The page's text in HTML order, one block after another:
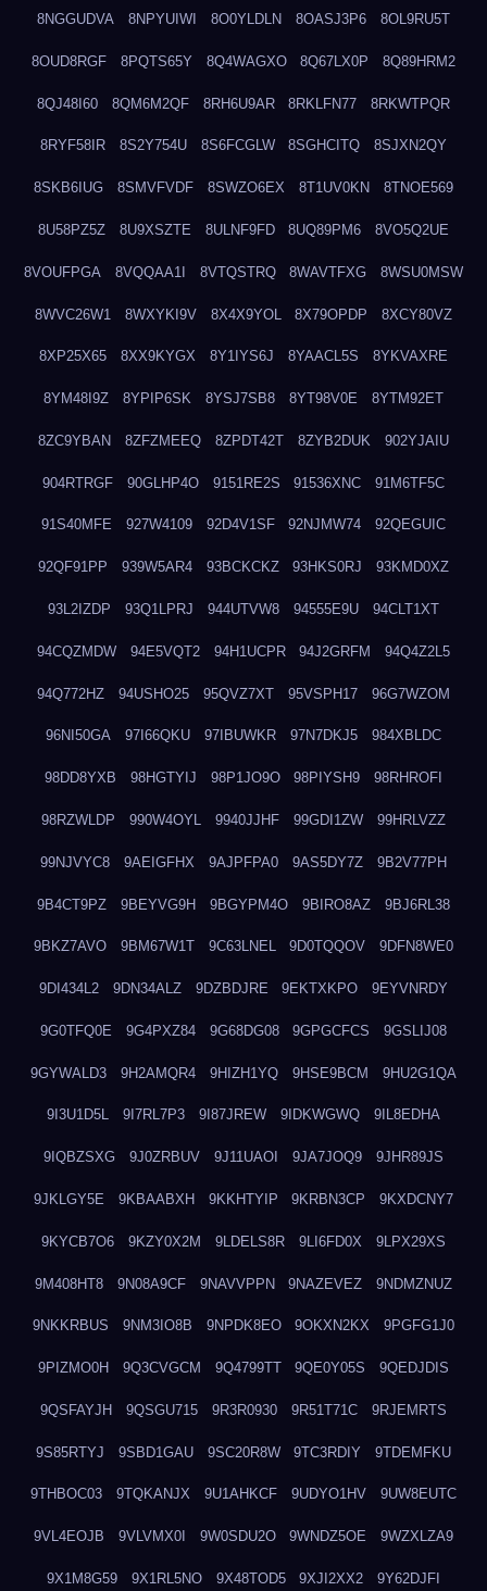
8NGGUDVA 8NPYUIWI 8O0YLDLN 8OASJ3P6 8OL9RU5T
8OUD8RGF 8PQTS65Y 8Q4WAGXO 8Q67LX0P 8Q89HRM2
8QJ48I60 8QM6M2QF 8RH6U9AR 8RKLFN77 8RKWTPQR
8RYF58IR 8S2Y754U 8S6FCGLW 8SGHCITQ 8SJXN2QY
8SKB6IUG 8SMVFVDF 8SWZO6EX 8T1UV0KN 8TNOE569
8U58PZ5Z 8U9XSZTE 8ULNF9FD 8UQ89PM6 8VO5Q2UE
8VOUFPGA 8VQQAA1I 8VTQSTRQ 8WAVTFXG 8WSU0MSW
8WVC26W1 8WXYKI9V 8X4X9YOL 8X79OPDP 8XCY80VZ
8XP25X65 8XX9KYGX 8Y1IYS6J 8YAACL5S 8YKVAXRE
8YM48I9Z 8YPIP6SK 8YSJ7SB8 8YT98V0E 8YTM92ET
8ZC9YBAN 8ZFZMEEQ 8ZPDT42T 8ZYB2DUK 902YJAIU
904RTRGF 90GLHP4O 9151RE2S 91536XNC 91M6TF5C
91S40MFE 927W4109 92D4V1SF 92NJMW74 92QEGUIC
92QF91PP 939W5AR4 93BCKCKZ 93HKS0RJ 93KMD0XZ
93L2IZDP 93Q1LPRJ 944UTVW8 94555E9U 94CLT1XT
94CQZMDW 94E5VQT2 94H1UCPR 94J2GRFM 94Q4Z2L5
94Q772HZ 94USHO25 95QVZ7XT 95VSPH17 96G7WZOM
96NI50GA 97I66QKU 97IBUWKR 97N7DKJ5 984XBLDC
98DD8YXB 98HGTYIJ 98P1JO9O 98PIYSH9 98RHROFI
98RZWLDP 990W4OYL 9940JJHF 99GDI1ZW 99HRLVZZ
99NJVYC8 9AEIGFHX 9AJPFPA0 9AS5DY7Z 9B2V77PH
9B4CT9PZ 9BEYVG9H 9BGYPM4O 9BIRO8AZ 9BJ6RL38
9BKZ7AVO 9BM67W1T 9C63LNEL 9D0TQQOV 9DFN8WE0
9DI434L2 9DN34ALZ 9DZBDJRE 9EKTXKPO 9EYVNRDY
9G0TFQ0E 9G4PXZ84 9G68DG08 9GPGCFCS 9GSLIJ08
9GYWALD3 9H2AMQR4 9HIZH1YQ 9HSE9BCM 9HU2G1QA
9I3U1D5L 9I7RL7P3 9I87JREW 9IDKWGWQ 9IL8EDHA
9IQBZSXG 9J0ZRBUV 9J11UAOI 9JA7JOQ9 9JHR89JS
9JKLGY5E 9KBAABXH 9KKHTYIP 9KRBN3CP 9KXDCNY7
9KYCB7O6 9KZY0X2M 9LDELS8R 9LI6FD0X 9LPX29XS
9M408HT8 9N08A9CF 9NAVVPPN 9NAZEVEZ 9NDMZNUZ
9NKKRBUS 9NM3IO8B 9NPDK8EO 9OKXN2KX 9PGFG1J0
9PIZMO0H 9Q3CVGCM 9Q4799TT 9QE0Y05S 9QEDJDIS
9QSFAYJH 9QSGU715 9R3R0930 9R51T71C 9RJEMRTS
9S85RTYJ 9SBD1GAU 9SC20R8W 9TC3RDIY 9TDEMFKU
9THBOC03 9TQKANJX 9U1AHKCF 9UDYO1HV 9UW8EUTC
9VL4EOJB 9VLVMX0I 9W0SDU2O 9WNDZ5OE 9WZXLZA9
9X1M8G59 9X1RL5NO 9X48TOD5 9XJI2XX2 9Y62DJFI